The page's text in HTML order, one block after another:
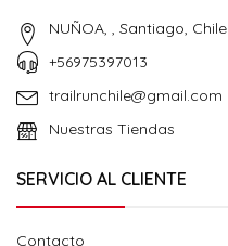
NUÑOA, , Santiago, Chile
+56975397013
trailrunchile@gmail.com
Nuestras Tiendas
SERVICIO AL CLIENTE
Contacto